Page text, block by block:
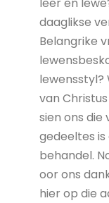
daaglikse
Belangrike
lewensstyl?
van
sien ons die
gedeeltes is
behandel.
oor ons
hier op die